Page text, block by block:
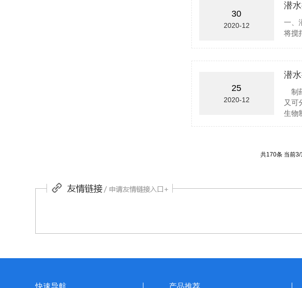
30
2020-12
潜
一、
将搅
25
2020-12
潜
制
又可
生物
共170条 当前3/
快速导航 产品推荐